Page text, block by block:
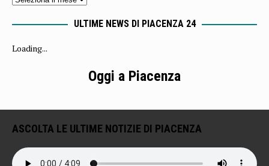
ULTIME NEWS DI PIACENZA 24
Loading...
Oggi a Piacenza
ASCOLTA LE ULTIME NOTIZIE DI PIACENZA